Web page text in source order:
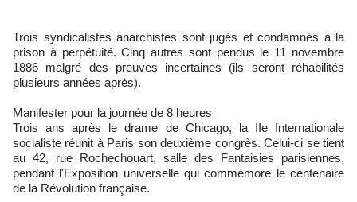
Trois syndicalistes anarchistes sont jugés et condamnés à la
prison à perpétuité. Cinq autres sont pendus le 11 novembre
1886 malgré des preuves incertaines (ils seront réhabilités
plusieurs années après).
Manifester pour la journée de 8 heures
Trois ans après le drame de Chicago, la IIe Internationale
socialiste réunit à Paris son deuxième congrès. Celui-ci se tient
au 42, rue Rochechouart, salle des Fantaisies parisiennes,
pendant l'Exposition universelle qui commémore le centenaire
de la Révolution française.